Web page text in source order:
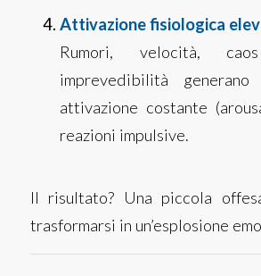
Attivazione fisiologica
Rumori, velocità,
imprevedibilità
attivazione costante
reazioni impulsive.
Il risultato? Una piccola
trasformarsi in un’esplosione